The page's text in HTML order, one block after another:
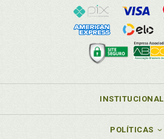
INSTITUCIONAL
POLÍTICAS